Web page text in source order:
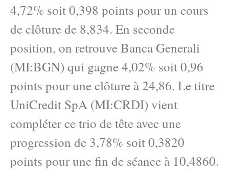
4,72% soit 0,398 points pour un cours
de clôture de 8,834. En seconde
position, on retrouve Banca Generali
(MI:BGN) qui gagne 4,02% soit 0,96
points pour une clôture à 24,86. Le titre
UniCredit SpA (MI:CRDI) vient
compléter ce trio de tête avec une
progression de 3,78% soit 0,3820
points pour une fin de séance à 10,4860.